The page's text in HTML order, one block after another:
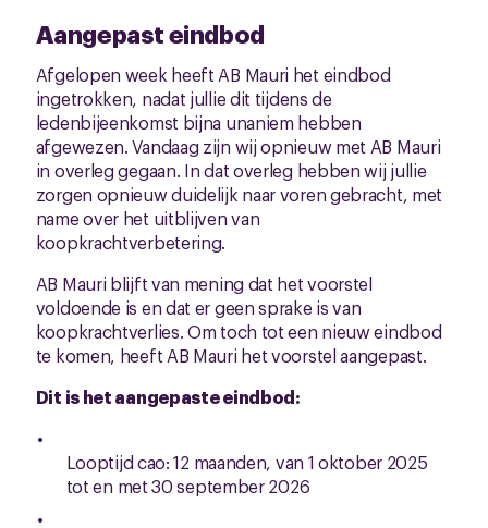
Aangepast eindbod
Afgelopen week heeft AB Mauri het eindbod
ingetrokken, nadat jullie dit tijdens de
ledenbijeenkomst bijna unaniem hebben
afgewezen. Vandaag zijn wij opnieuw met AB Mauri
in overleg gegaan. In dat overleg hebben wij jullie
zorgen opnieuw duidelijk naar voren gebracht, met
name over het uitblijven van
koopkrachtverbetering.
AB Mauri blijft van mening dat het voorstel
voldoende is en dat er geen sprake is van
koopkrachtverlies. Om toch tot een nieuw eindbod
te komen, heeft AB Mauri het voorstel aangepast.
Dit is het aangepaste eindbod:
Looptijd cao: 12 maanden, van 1 oktober 2025
tot en met 30 september 2026